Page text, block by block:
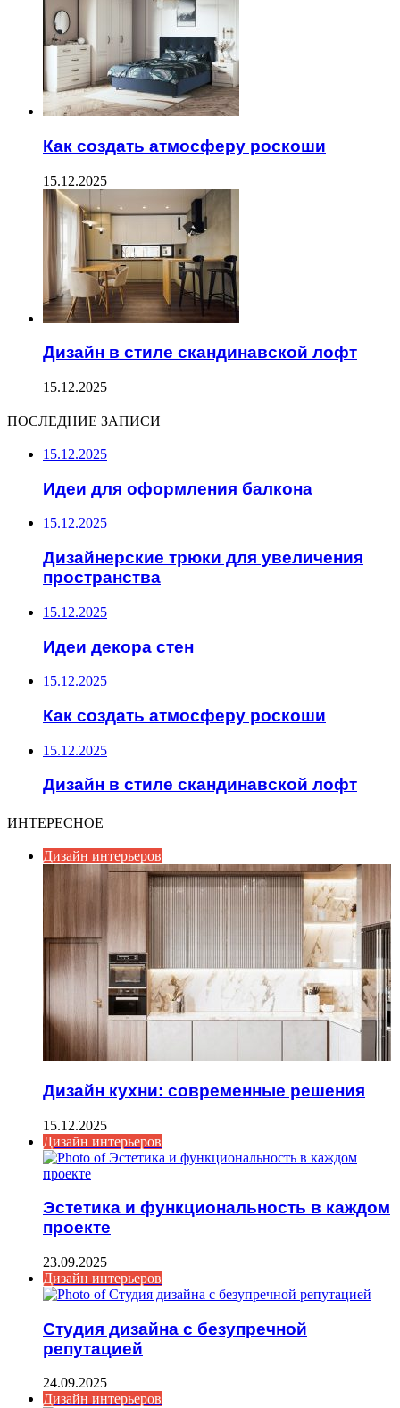
Как создать атмосферу роскоши
15.12.2025
Дизайн в стиле скандинавской лофт
15.12.2025
ПОСЛЕДНИЕ ЗАПИСИ
15.12.2025
Идеи для оформления балкона
15.12.2025
Дизайнерские трюки для увеличения
пространства
15.12.2025
Идеи декора стен
15.12.2025
Как создать атмосферу роскоши
15.12.2025
Дизайн в стиле скандинавской лофт
ИНТЕРЕСНОЕ
Дизайн интерьеров
Дизайн кухни: современные решения
15.12.2025
Дизайн интерьеров
Эстетика и функциональность в каждом
проекте
23.09.2025
Дизайн интерьеров
Студия дизайна с безупречной
репутацией
24.09.2025
Дизайн интерьеров